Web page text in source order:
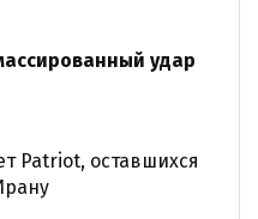
удар
Patriot, оставшихся